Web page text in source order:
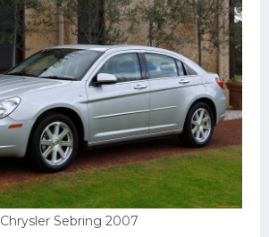
Chrysler Sebring 2007